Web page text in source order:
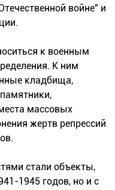
войне" и
к военным
К ним
кладбища,
массовых
жертв репрессий
стали объекты,
1945 годов, но и с